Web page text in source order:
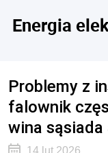
Energia
Problemy z
falownik
wina
14 lut 2026